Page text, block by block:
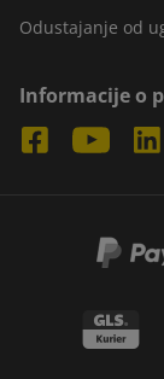
Odustajanje od
Informacije o